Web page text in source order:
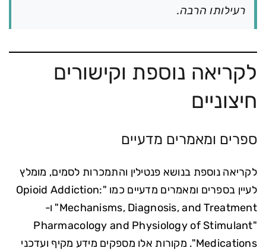
רעילותו הרבה.
לקריאה נוספת וקישורים
חיצוניים
ספרים ומאמרים מדעיים
לקריאה נוספת בנושא פנטילין והתמכרות לסמים, מומלץ
לעיין בספרים ומאמרים מדעיים כמו "Opioid Addiction:
Mechanisms, Diagnosis, and Treatment" ו-
"Pharmacology and Physiology of Stimulant
Medications". מקורות אלו מספקים מידע מקיף ועדכני